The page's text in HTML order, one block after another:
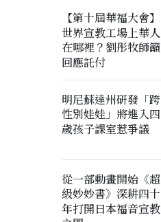
【第十屆華福大會】
世界宣教工場上華人
在哪裡？劉彤牧師籲
回應託付
明尼蘇達州研發「跨
性別娃娃」將進入四
歲孩子課室惹爭議
從一部動畫開始《超
級妙妙書》深耕四十
年打開日本福音宣教